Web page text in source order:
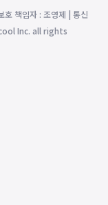
책임자 : 조영제 | 통신
Inc. all rights